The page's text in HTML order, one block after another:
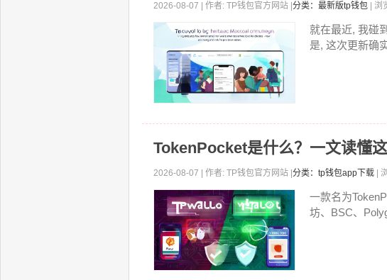
2026-08-07 | 作者: TP钱包官方网站 | 分类：最新版tp钱包 | 浏
就在最近, 我碰
是, 这次更新确
TokenPocket是什么？一文读懂
2026-08-07 | 作者: TP钱包官方网站 | 分类：tp钱包app下载 |
一款名为
坊、BSC、